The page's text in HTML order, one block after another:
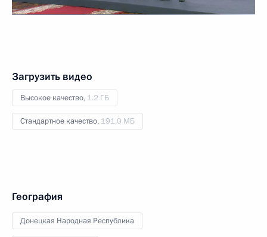
Загрузить видео
Высокое качество, 1.2 ГБ
Стандартное качество, 191.0 МБ
География
Донецкая Народная Республика